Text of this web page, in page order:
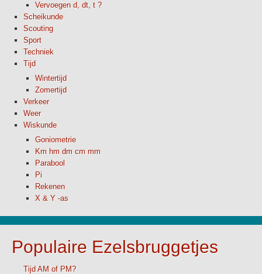
Vervoegen d, dt, t ?
Scheikunde
Scouting
Sport
Techniek
Tijd
Wintertijd
Zomertijd
Verkeer
Weer
Wiskunde
Goniometrie
Km hm dm cm mm
Parabool
Pi
Rekenen
X & Y -as
Populaire Ezelsbruggetjes
Tijd AM of PM?